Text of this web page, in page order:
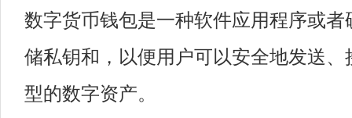
数字货币钱包是一种软件应用程序或者
储私钥和，以便用户可以安全地发送、
型的数字资产。